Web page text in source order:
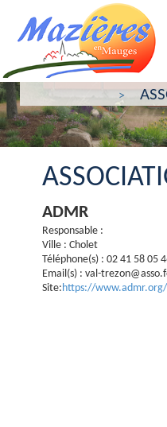
ACCUEIL
ADMR
Responsable :
Ville : Cholet
Téléphone(s) : 02 41 58 05
Email(s) : val-
Site:https://